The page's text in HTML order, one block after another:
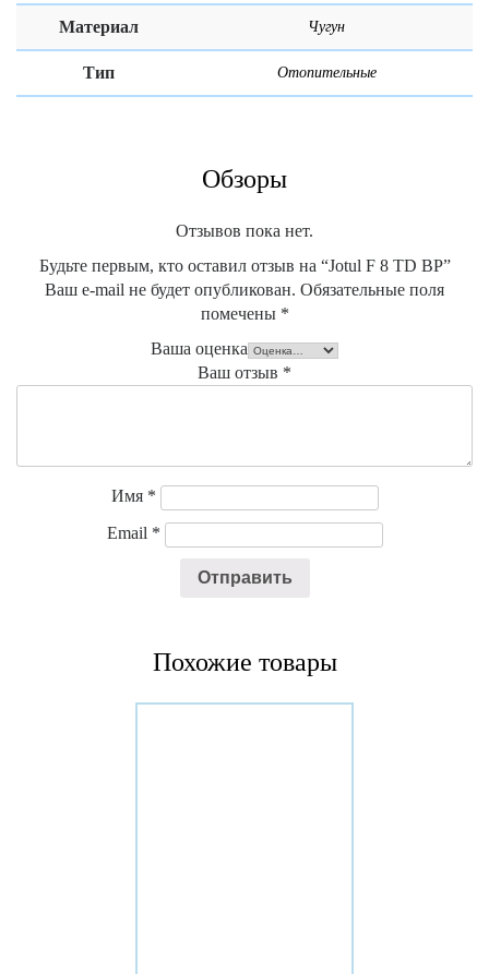
Материал Чугун
Тип Отопительные
Обзоры
Отзывов пока нет.
Будьте первым, кто оставил отзыв на “Jotul F 8 TD BP”
Ваш e-mail не будет опубликован. Обязательные поля
помечены *
Ваша оценка
Ваш отзыв *
Имя *
Email *
Похожие товары